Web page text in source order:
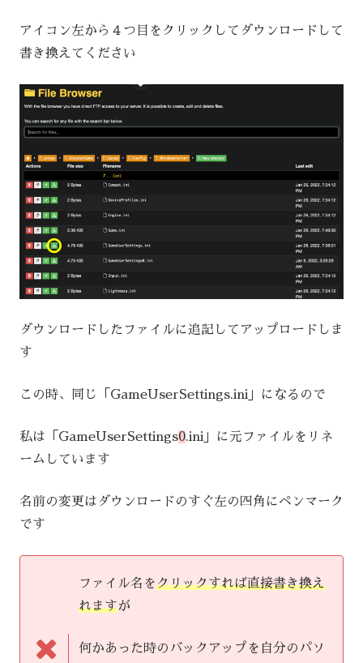
アイコン左から４つ目をクリックしてダウンロードして
書き換えてください
ダウンロードしたファイルに追記してアップロードしま
す
この時、同じ「GameUserSettings.ini」になるので
私は「GameUserSettings0.ini」に元ファイルをリネ
ームしています
名前の変更はダウンロードのすぐ左の四角にペンマーク
です
ファイル名をクリックすれば直接書き換え
れますが
何かあった時のバックアップを自分のパソ